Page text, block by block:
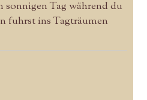
sonnigen Tag während du
fuhrst ins Tagträumen